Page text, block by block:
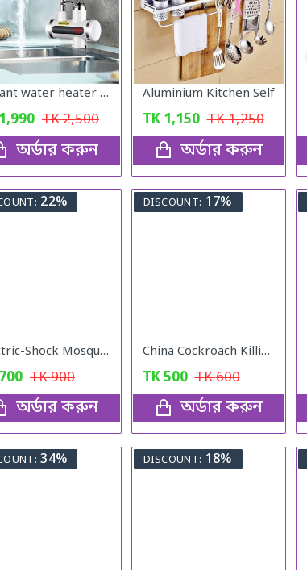
Instant water heater tap DIJITAL
1,990 TK2,500
অর্ডার করুন
Aluminium Kitchen Self
TK 1,150 TK1,250
অর্ডার করুন
22%
Electric-Shock Mosquito Killer Lamp
700 TK900
অর্ডার করুন
DISCOUNT: 17%
China Cockroach Killing Catch
TK500 TK600
অর্ডার করুন
34% DISCOUNT: 18%